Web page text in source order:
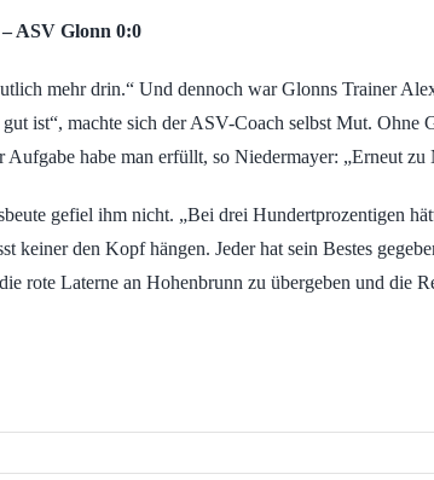
ASV Glonn 0:0
mehr drin.“ Und dennoch war Glonns Trainer
ist“, machte sich der ASV-Coach selbst Mut. Ohne
Aufgabe habe man erfüllt, so Niedermayer: „Erneut zu
gefiel ihm nicht. „Bei drei Hundertprozentigen
keiner den Kopf hängen. Jeder hat sein Bestes
rote Laterne an Hohenbrunn zu übergeben und die